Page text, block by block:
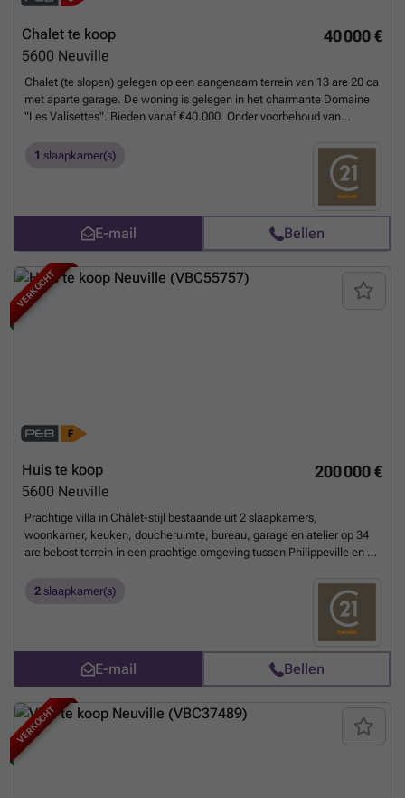
40 000 €
Chalet te koop
5600 Neuville
Chalet (te slopen) gelegen op een aangenaam terrein van 13 are 20 ca
met aparte garage. De woning is gelegen in het charmante Domaine
"Les Valisettes". Bieden vanaf €40.000. Onder voorbehoud van
weten?
1 slaapkamer(s)
E-mail Bellen
VERKOCHT
200 000 €
Huis te koop
5600 Neuville
Prachtige villa in Châlet-stijl bestaande uit 2 slaapkamers,
woonkamer, keuken, doucheruimte, bureau, garage en atelier op 34
are bebost terrein in een prachtige omgeving tussen Philippeville en de
VAN 200.000 EURO. Onder voorbehoud van aanvaarding door de
2 slaapkamer(s)
E-mail Bellen
VERKOCHT